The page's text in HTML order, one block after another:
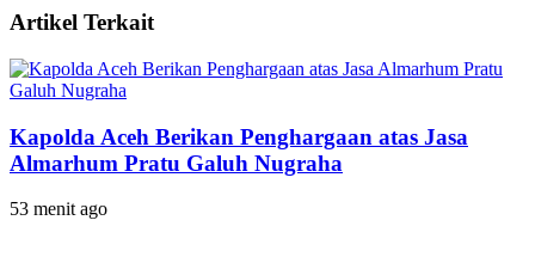
Artikel Terkait
Kapolda Aceh Berikan Penghargaan atas Jasa
Almarhum Pratu Galuh Nugraha
53 menit ago